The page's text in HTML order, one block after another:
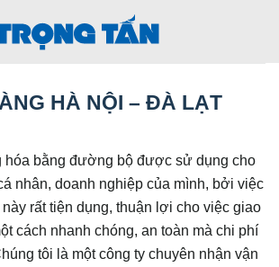
HÀ NỘI – ĐÀ LẠT
hóa bằng đường bộ được sử dụng cho
nhân, doanh nghiệp của mình, bởi việc
rất tiện dụng, thuận lợi cho việc giao
cách nhanh chóng, an toàn mà chi phí
tôi là một công ty chuyên nhận vận